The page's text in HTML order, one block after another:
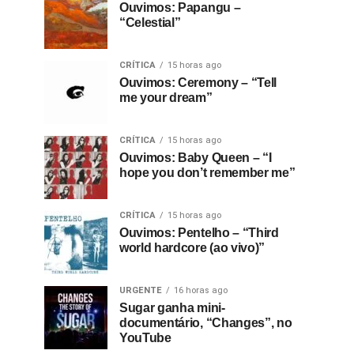
Ouvimos: Papangu –
“Celestial”
CRÍTICA 15 horas ago
Ouvimos: Ceremony – “Tell
me your dream”
CRÍTICA 15 horas ago
Ouvimos: Baby Queen – “I
hope you don’t remember me”
CRÍTICA 15 horas ago
Ouvimos: Pentelho – “Third
world hardcore (ao vivo)”
URGENTE 16 horas ago
Sugar ganha mini-
documentário, “Changes”, no
YouTube